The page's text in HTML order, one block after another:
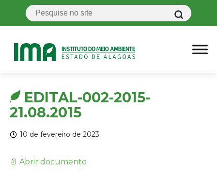
EDITAL-002-2015-
21.08.2015
10 de fevereiro de 2023
📄 Abrir documento